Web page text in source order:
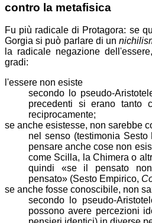
contro la metafisica
Fu più radicale di Protagora: se
Gorgia si può parlare di un
la radicale negazione
gradi:
l'essere non esiste
secondo lo pseudo-
precedenti si erano tanto
reciprocamente;
se anche esistesse, non sarebbe
nel senso (testimonia
pensare anche cose non
come Scilla, la Chimera o
quindi
se il pensato
pensato
(Sesto Empirico,
se anche fosse conoscibile, non
secondo lo pseudo-
possono avere percezioni